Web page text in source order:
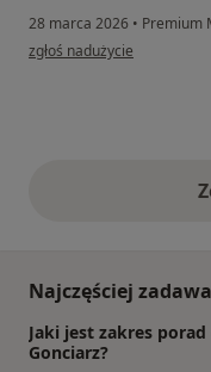
28 marca 2026 • Premium
w opinii użytkownika Yaroslav
zgłoś nadużycie
Najczęściej
Jaki jest zakres
Gonciarz?